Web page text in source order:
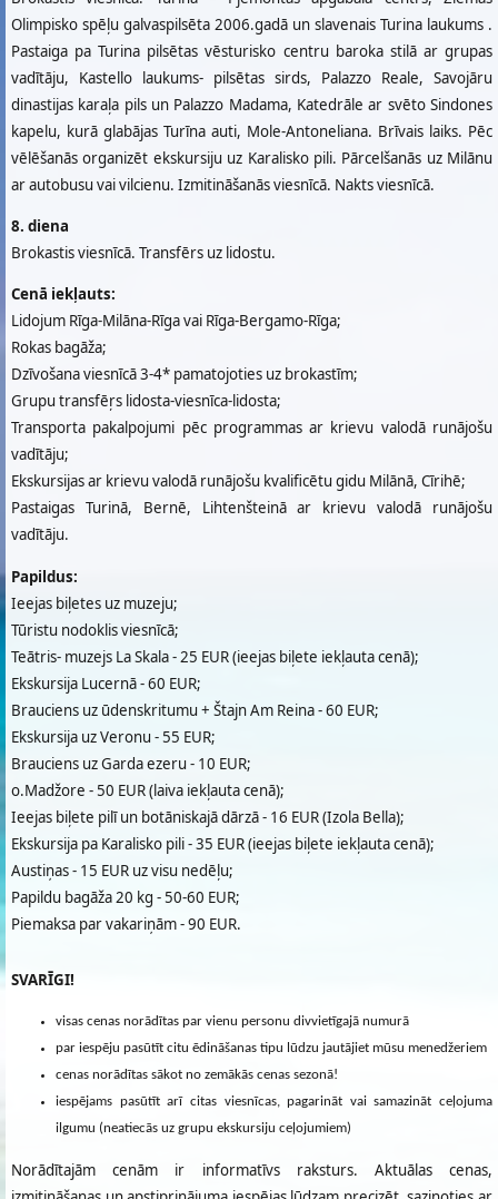
Olimpisko spēļu galvaspilsēta 2006.gadā un slavenais Turina laukums .
Pastaiga pa Turina pilsētas vēsturisko centru baroka stilā ar grupas
vadītāju, Kastello laukums- pilsētas sirds, Palazzo Reale, Savojāru
dinastijas karaļa pils un Palazzo Madama, Katedrāle ar svēto Sindones
kapelu, kurā glabājas Turīna auti, Mole-Antoneliana. Brīvais laiks. Pēc
vēlēšanās organizēt ekskursiju uz Karalisko pili. Pārcelšanās uz Milānu
ar autobusu vai vilcienu. Izmitināšanās viesnīcā. Nakts viesnīcā.
8. diena
Brokastis viesnīcā. Transfērs uz lidostu.
Cenā iekļauts:
Lidojum Rīga-Milāna-Rīga vai Rīga-Bergamo-Rīga;
Rokas bagāža;
Dzīvošana viesnīcā 3-4* pamatojoties uz brokastīm;
Grupu transfēŗs lidosta-viesnīca-lidosta;
Transporta pakalpojumi pēc programmas ar krievu valodā runājošu
vadītāju;
Ekskursijas ar krievu valodā runājošu kvalificētu gidu Milānā, Cīrihē;
Pastaigas Turinā, Bernē, Lihtenšteinā ar krievu valodā runājošu
vadītāju.
Papildus:
Ieejas biļetes uz muzeju;
Tūristu nodoklis viesnīcā;
Teātris- muzejs La Skala - 25 EUR (ieejas biļete iekļauta cenā);
Ekskursija Lucernā - 60 EUR;
Brauciens uz ūdenskritumu + Štajn Am Reina - 60 EUR;
Ekskursija uz Veronu - 55 EUR;
Brauciens uz Garda ezeru - 10 EUR;
o.Madžore - 50 EUR (laiva iekļauta cenā);
Ieejas biļete pilī un botāniskajā dārzā - 16 EUR (Izola Bella);
Ekskursija pa Karalisko pili - 35 EUR (ieejas biļete iekļauta cenā);
Austiņas - 15 EUR uz visu nedēļu;
Papildu bagāža 20 kg - 50-60 EUR;
Piemaksa par vakariņām - 90 EUR.
SVARĪGI!
visas cenas norādītas par vienu personu divvietīgajā numurā
par iespēju pasūtīt citu ēdināšanas tipu lūdzu jautājiet mūsu menedžeriem
cenas norādītas sākot no zemākās cenas sezonā!
iespējams pasūtīt arī citas viesnīcas, pagarināt vai samazināt ceļojuma
ilgumu (neatiecās uz grupu ekskursiju ceļojumiem)
Norādītajām cenām ir informatīvs raksturs. Aktuālas cenas,